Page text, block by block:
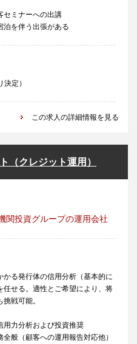
セミナーへの出講
を伴う出張がある
定）
この求人の詳細情報を見る
（クレジット運用）
関投資グループの運用会社
る発行体の信用分析（基本的に
任せる。適性とご希望により、将
戦可能。
用力分析および投資推奨
般（顧客への運用報告対応他）